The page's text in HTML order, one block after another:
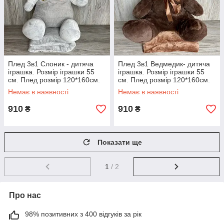
Плед 3в1 Слоник - дитяча
іграшка. Розмір іграшки 55
см. Плед розмір 120*160см.
Немає в наявності
910 ₴
Плед 3в1 Ведмедик- дитяча
іграшка. Розмір іграшки 55
см. Плед розмір 120*160см.
Немає в наявності
910 ₴
Показати ще
1 / 2
Про нас
98% позитивних з 400 відгуків за рік